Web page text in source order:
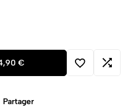
€
Partager